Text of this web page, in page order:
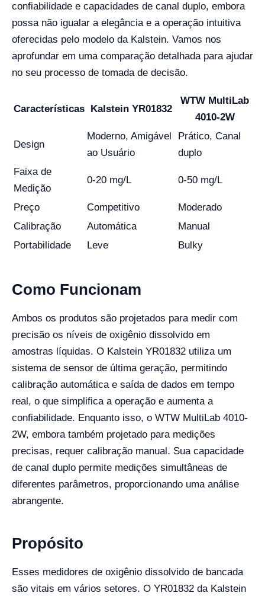
confiabilidade e capacidades de canal duplo, embora
possa não igualar a elegância e a operação intuitiva
oferecidas pelo modelo da Kalstein. Vamos nos
aprofundar em uma comparação detalhada para ajudar
no seu processo de tomada de decisão.
Características Kalstein YR01832
WTW MultiLab
4010-2W
Design
Moderno, Amigável
ao Usuário
Prático, Canal
duplo
Faixa de
Medição
0-20 mg/L 0-50 mg/L
Preço Competitivo
Moderado
Calibração
Automática
Manual
Portabilidade
Leve Bulky
Como Funcionam
Ambos os produtos são projetados para medir com
precisão os níveis de oxigênio dissolvido em
amostras líquidas. O Kalstein YR01832 utiliza um
sistema de sensor de última geração, permitindo
calibração automática e saída de dados em tempo
real, o que simplifica a operação e aumenta a
confiabilidade. Enquanto isso, o WTW MultiLab 4010-
2W, embora também projetado para medições
precisas, requer calibração manual. Sua capacidade
de canal duplo permite medições simultâneas de
diferentes parâmetros, proporcionando uma análise
abrangente.
Propósito
Esses medidores de oxigênio dissolvido de bancada
são vitais em vários setores. O YR01832 da Kalstein